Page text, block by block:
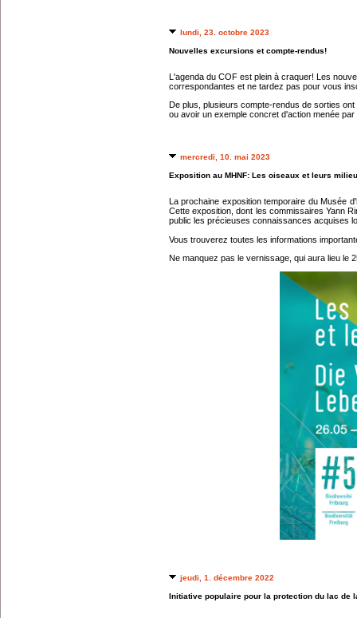
lundi, 23. octobre 2023
Nouvelles excursions et compte-rendus!
L'agenda du COF est plein à craquer! Les
correspondantes et ne tardez pas pour vous
De plus, plusieurs compte-rendus de sorties
ou avoir un exemple concret d'action menée
mercredi, 10. mai 2023
Exposition au MHNF: Les oiseaux et leurs
La prochaine exposition temporaire du Musée
Cette exposition, dont les commissaires Yann
public les précieuses connaissances acquises
Vous trouverez toutes les informations
Ne manquez pas le vernissage, qui aura lieu le
jeudi, 1. décembre 2022
Initiative populaire pour la protection du lac de